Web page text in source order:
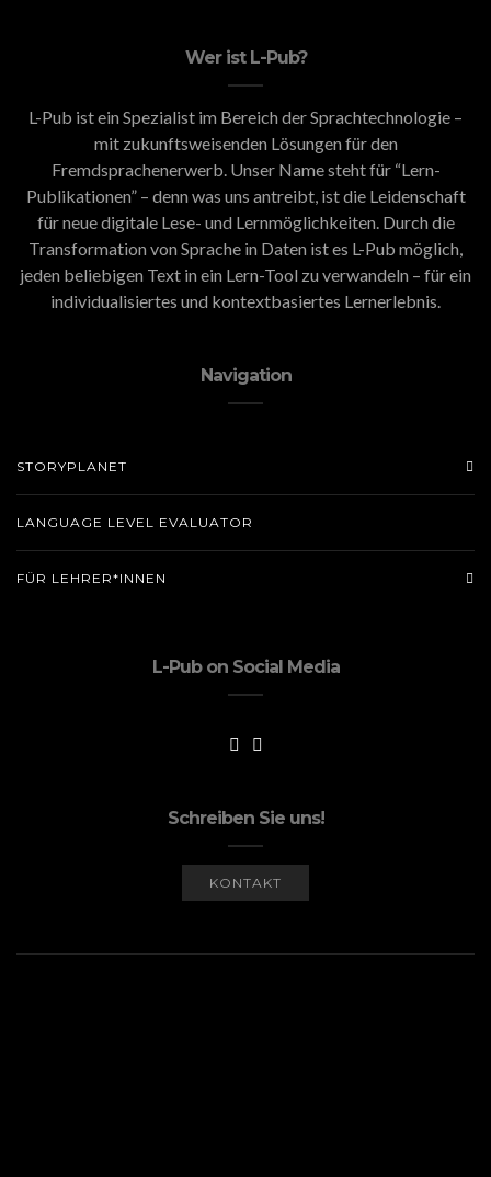
Wer ist L-Pub?
L-Pub ist ein Spezialist im Bereich der Sprachtechnologie –
mit zukunftsweisenden Lösungen für den
Fremdsprachenerwerb. Unser Name steht für “Lern-
Publikationen” – denn was uns antreibt, ist die Leidenschaft
für neue digitale Lese- und Lernmöglichkeiten. Durch die
Transformation von Sprache in Daten ist es L-Pub möglich,
jeden beliebigen Text in ein Lern-Tool zu verwandeln – für ein
individualisiertes und kontextbasiertes Lernerlebnis.
Navigation
STORYPLANET
LANGUAGE LEVEL EVALUATOR
FÜR LEHRER*INNEN
L-Pub on Social Media
Schreiben Sie uns!
KONTAKT